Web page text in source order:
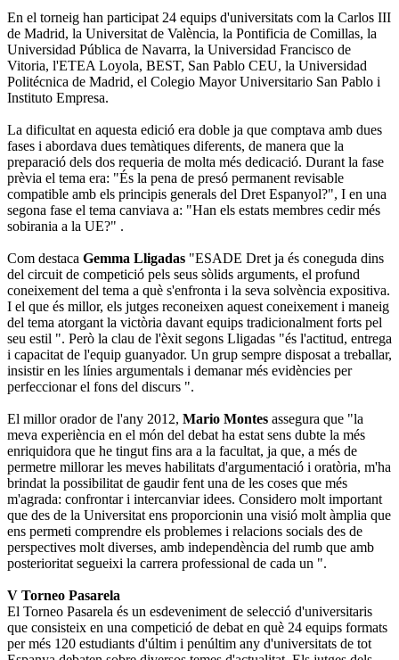
En el torneig han participat 24 equips d'universitats com la Carlos III
de Madrid, la Universitat de València, la Pontificia de Comillas, la
Universidad Pública de Navarra, la Universidad Francisco de
Vitoria, l'ETEA Loyola, BEST, San Pablo CEU, la Universidad
Politécnica de Madrid, el Colegio Mayor Universitario San Pablo i
Instituto Empresa.
La dificultat en aquesta edició era doble ja que comptava amb dues
fases i abordava dues temàtiques diferents, de manera que la
preparació dels dos requeria de molta més dedicació. Durant la fase
prèvia el tema era: "És la pena de presó permanent revisable
compatible amb els principis generals del Dret Espanyol?", I en una
segona fase el tema canviava a: "Han els estats membres cedir més
sobirania a la UE?" .
Com destaca Gemma Lligadas "ESADE Dret ja és coneguda dins
del circuit de competició pels seus sòlids arguments, el profund
coneixement del tema a què s'enfronta i la seva solvència expositiva.
I el que és millor, els jutges reconeixen aquest coneixement i maneig
del tema atorgant la victòria davant equips tradicionalment forts pel
seu estil ". Però la clau de l'èxit segons Lligadas "és l'actitud, entrega
i capacitat de l'equip guanyador. Un grup sempre disposat a treballar,
insistir en les línies argumentals i demanar més evidències per
perfeccionar el fons del discurs ".
El millor orador de l'any 2012, Mario Montes assegura que "la
meva experiència en el món del debat ha estat sens dubte la més
enriquidora que he tingut fins ara a la facultat, ja que, a més de
permetre millorar les meves habilitats d'argumentació i oratòria, m'ha
brindat la possibilitat de gaudir fent una de les coses que més
m'agrada: confrontar i intercanviar idees. Considero molt important
que des de la Universitat ens proporcionin una visió molt àmplia que
ens permeti comprendre els problemes i relacions socials des de
perspectives molt diverses, amb independència del rumb que amb
posterioritat segueixi la carrera professional de cada un ".
V Torneo Pasarela
El Torneo Pasarela és un esdeveniment de selecció d'universitaris
que consisteix en una competició de debat en què 24 equips formats
per més 120 estudiants d'últim i penúltim any d'universitats de tot